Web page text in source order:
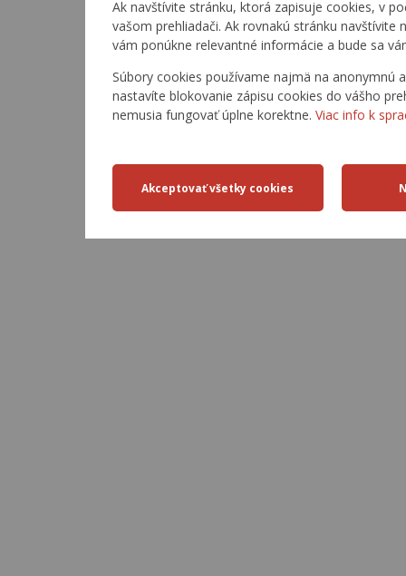
Ak navštívite stránku, ktorá zapisuje cookies, v
vašom prehliadači. Ak rovnakú stránku
vám ponúkne relevantné informácie a bude sa
Súbory cookies používame najmä na anonymnú
nastavíte blokovanie zápisu cookies do vášho
nemusia fungovať úplne korektne. Viac info k